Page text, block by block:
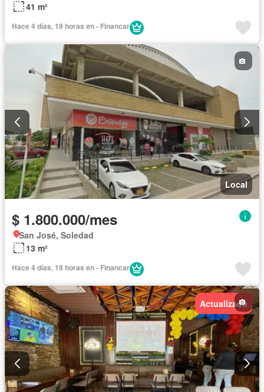
41 m²
Hace 4 días, 19 horas en - Financar
Local
$ 1.800.000/mes
San José, Soledad
13 m²
Hace 4 días, 19 horas en - Financar
Actualizado